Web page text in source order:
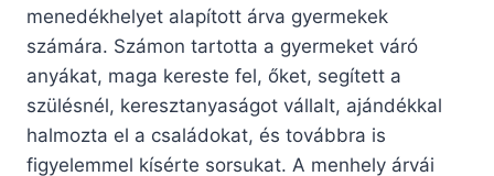
menedékhelyet alapított árva gyermekek
számára. Számon tartotta a gyermeket váró
anyákat, maga kereste fel, őket, segített a
szülésnél, keresztanyaságot vállalt, ajándékkal
halmozta el a családokat, és továbbra is
figyelemmel kísérte sorsukat. A menhely árvái